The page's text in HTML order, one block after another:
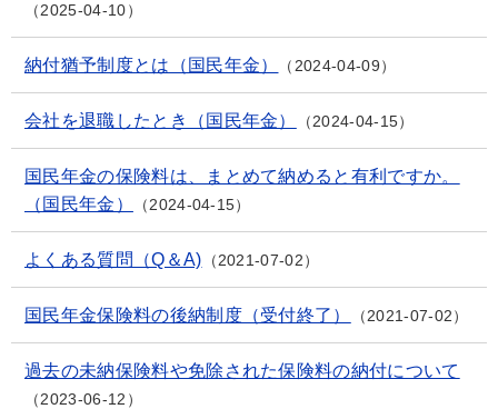
2025-04-10
納付猶予制度とは（国民年金） 2024-04-09
会社を退職したとき（国民年金） 2024-04-15
国民年金の保険料は、まとめて納めると有利ですか。
（国民年金）
2024-04-15
よくある質問（Q＆A) 2021-07-02
国民年金保険料の後納制度（受付終了） 2021-07-02
過去の未納保険料や免除された保険料の納付について
2023-06-12